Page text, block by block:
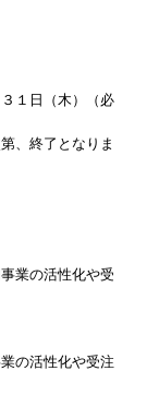
１日（木）
（必
、終了となりま
業の活性化や受
の活性化や受注